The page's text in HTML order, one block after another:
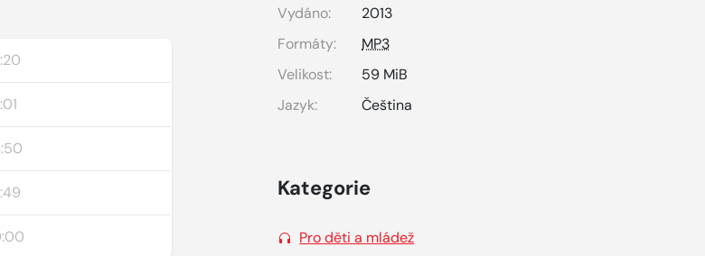
Vydáno:
2013
Formáty:
MP3
Velikost:
59 MiB
Jazyk:
Čeština
Kategorie
Pro děti a mládež